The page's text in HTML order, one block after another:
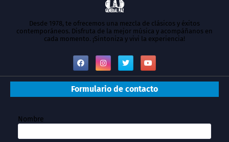
Desde 1978, te ofrecemos una mezcla de clásicos y éxitos
contemporáneos. Disfruta de la mejor música y acompáñanos en
cada momento. ¡Sintoniza y vivi la experiencia!
Formulario de contacto
Nombre